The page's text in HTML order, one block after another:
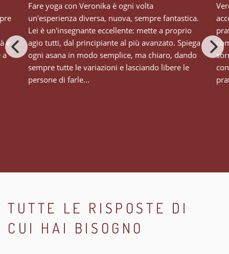
Fare yoga con Veronika è ogni volta
un'esperienza diversa, nuova, sempre fantastica.
Lei è un'insegnante eccellente: mette a proprio
agio tutti, dal principiante al più avanzato. Spiega
ogni asana in modo semplice, ma chiaro, dando
sempre tutte le variazioni e lasciando libere le
persone di farle...
e
a
TUTTE LE RISPOSTE DI
CUI HAI BISOGNO